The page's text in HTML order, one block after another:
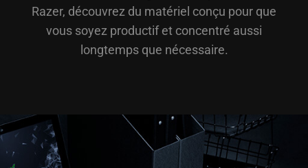
Razer, découvrez du matériel conçu pour que
vous soyez productif et concentré aussi
longtemps que nécessaire.